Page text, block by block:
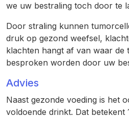
we uw bestraling toch door te
Door straling kunnen
druk op gezond weefsel,
klachten hangt af van waar de
besproken worden door uw
Advies
Naast gezonde voeding is het
voldoende drinkt. Dat